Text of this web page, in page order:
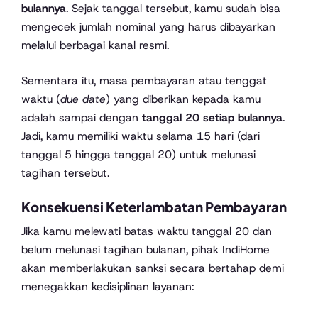
bulannya. Sejak tanggal tersebut, kamu sudah bisa
mengecek jumlah nominal yang harus dibayarkan
melalui berbagai kanal resmi.
Sementara itu, masa pembayaran atau tenggat
waktu (due date) yang diberikan kepada kamu
adalah sampai dengan tanggal 20 setiap bulannya.
Jadi, kamu memiliki waktu selama 15 hari (dari
tanggal 5 hingga tanggal 20) untuk melunasi
tagihan tersebut.
Konsekuensi Keterlambatan Pembayaran
Jika kamu melewati batas waktu tanggal 20 dan
belum melunasi tagihan bulanan, pihak IndiHome
akan memberlakukan sanksi secara bertahap demi
menegakkan kedisiplinan layanan: